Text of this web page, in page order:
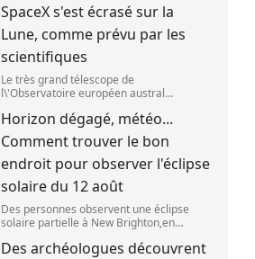
SpaceX s'est écrasé sur la
Lune, comme prévu par les
scientifiques
Le très grand télescope de
l\'Observatoire européen austral
que l\'étage supérieur d\'une fusée de
SpaceX s\'est bien écrasé sur la Lune,le 5
aoû
Horizon dégagé, météo...
Comment trouver le bon
endroit pour observer l'éclipse
solaire du 12 août
Des personnes observent une éclipse
solaire partielle à New Brighton,en
(SANKA VIDANAGAMA )
Des archéologues découvrent